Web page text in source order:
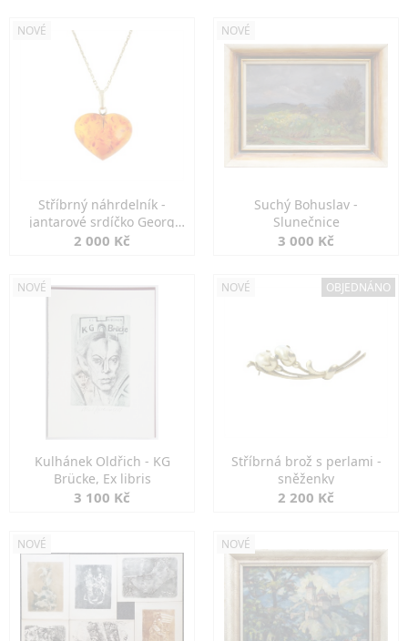
NOVÉ
Stříbrný náhrdelník -
jantarové srdíčko Georg
Kramer
2 000 Kč
NOVÉ
Suchý Bohuslav -
Slunečnice
3 000 Kč
NOVÉ
Kulhánek Oldřich - KG
Brücke, Ex libris
3 100 Kč
NOVÉ OBJEDNÁNO
Stříbrná brož s perlami -
sněženky
2 200 Kč
NOVÉ NOVÉ